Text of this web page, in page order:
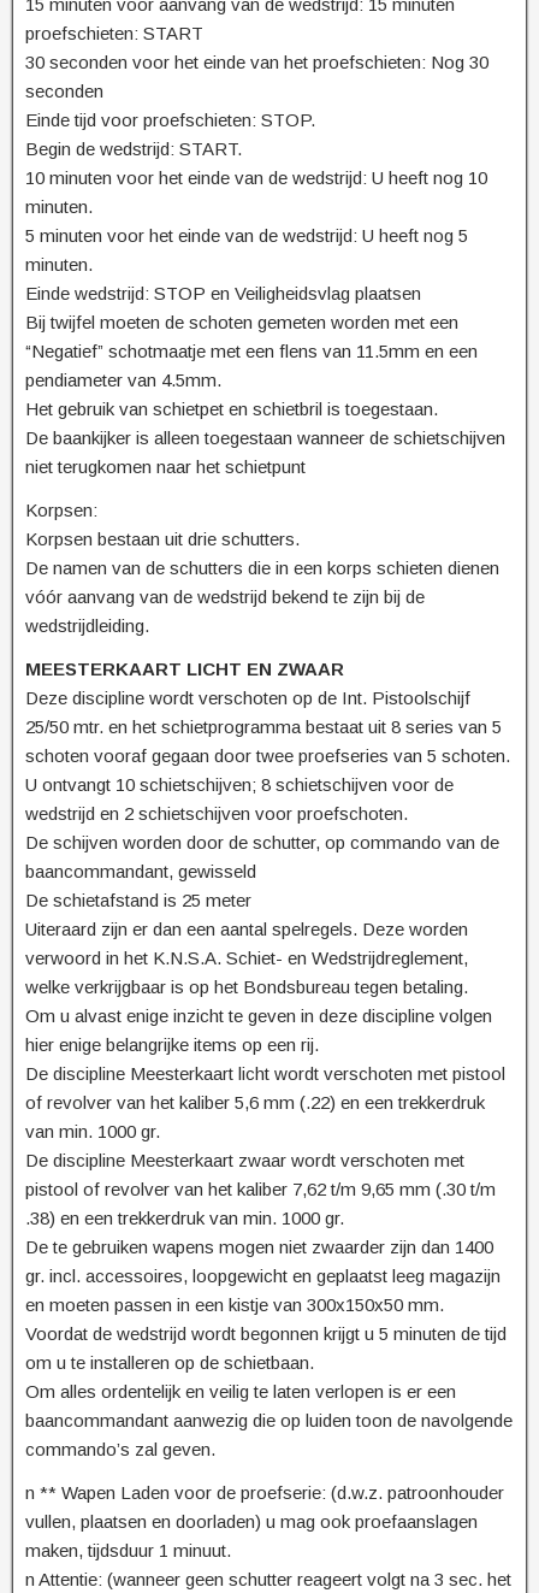
15 minuten voor aanvang van de wedstrijd: 15 minuten
proefschieten: START
30 seconden voor het einde van het proefschieten: Nog 30
seconden
Einde tijd voor proefschieten: STOP.
Begin de wedstrijd: START.
10 minuten voor het einde van de wedstrijd: U heeft nog 10
minuten.
5 minuten voor het einde van de wedstrijd: U heeft nog 5
minuten.
Einde wedstrijd: STOP en Veiligheidsvlag plaatsen
Bij twijfel moeten de schoten gemeten worden met een
“Negatief” schotmaatje met een flens van 11.5mm en een
pendiameter van 4.5mm.
Het gebruik van schietpet en schietbril is toegestaan.
De baankijker is alleen toegestaan wanneer de schietschijven
niet terugkomen naar het schietpunt
Korpsen:
Korpsen bestaan uit drie schutters.
De namen van de schutters die in een korps schieten dienen
vóór aanvang van de wedstrijd bekend te zijn bij de
wedstrijdleiding.
MEESTERKAART LICHT EN ZWAAR
Deze discipline wordt verschoten op de Int. Pistoolschijf
25/50 mtr. en het schietprogramma bestaat uit 8 series van 5
schoten vooraf gegaan door twee proefseries van 5 schoten.
U ontvangt 10 schietschijven; 8 schietschijven voor de
wedstrijd en 2 schietschijven voor proefschoten.
De schijven worden door de schutter, op commando van de
baancommandant, gewisseld
De schietafstand is 25 meter
Uiteraard zijn er dan een aantal spelregels. Deze worden
verwoord in het K.N.S.A. Schiet- en Wedstrijdreglement,
welke verkrijgbaar is op het Bondsbureau tegen betaling.
Om u alvast enige inzicht te geven in deze discipline volgen
hier enige belangrijke items op een rij.
De discipline Meesterkaart licht wordt verschoten met pistool
of revolver van het kaliber 5,6 mm (.22) en een trekkerdruk
van min. 1000 gr.
De discipline Meesterkaart zwaar wordt verschoten met
pistool of revolver van het kaliber 7,62 t/m 9,65 mm (.30 t/m
.38) en een trekkerdruk van min. 1000 gr.
De te gebruiken wapens mogen niet zwaarder zijn dan 1400
gr. incl. accessoires, loopgewicht en geplaatst leeg magazijn
en moeten passen in een kistje van 300x150x50 mm.
Voordat de wedstrijd wordt begonnen krijgt u 5 minuten de tijd
om u te installeren op de schietbaan.
Om alles ordentelijk en veilig te laten verlopen is er een
baancommandant aanwezig die op luiden toon de navolgende
commando’s zal geven.
n ** Wapen Laden voor de proefserie: (d.w.z. patroonhouder
vullen, plaatsen en doorladen) u mag ook proefaanslagen
maken, tijdsduur 1 minuut.
n Attentie: (wanneer geen schutter reageert volgt na 3 sec. het